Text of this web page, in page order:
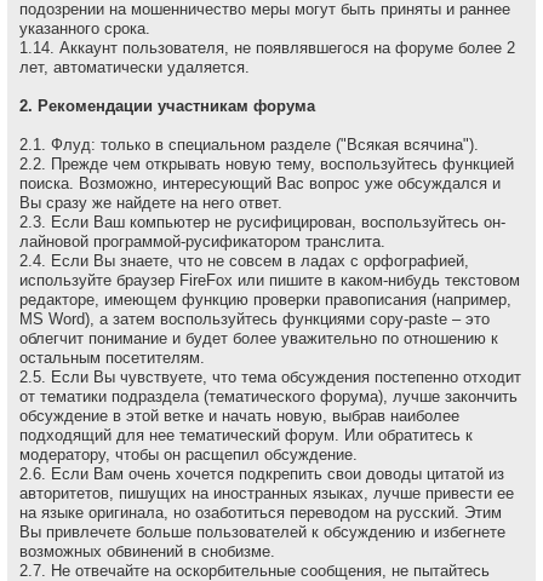
подозрении на мошенничество меры могут быть приняты и раннее
указанного срока.
1.14. Аккаунт пользователя, не появлявшегося на форуме более 2
лет, автоматически удаляется.
2. Рекомендации участникам форума
2.1. Флуд: только в специальном разделе ("Всякая всячина").
2.2. Прежде чем открывать новую тему, воспользуйтесь функцией
поиска. Возможно, интересующий Вас вопрос уже обсуждался и
Вы сразу же найдете на него ответ.
2.3. Если Ваш компьютер не русифицирован, воспользуйтесь он-
лайновой программой-русификатором транслита.
2.4. Если Вы знаете, что не совсем в ладах с орфографией,
используйте браузер FireFox или пишите в каком-нибудь текстовом
редакторе, имеющем функцию проверки правописания (например,
MS Word), а затем воспользуйтесь функциями copy-paste – это
облегчит понимание и будет более уважительно по отношению к
остальным посетителям.
2.5. Если Вы чувствуете, что тема обсуждения постепенно отходит
от тематики подраздела (тематического форума), лучше закончить
обсуждение в этой ветке и начать новую, выбрав наиболее
подходящий для нее тематический форум. Или обратитесь к
модератору, чтобы он расщепил обсуждение.
2.6. Если Вам очень хочется подкрепить свои доводы цитатой из
авторитетов, пишущих на иностранных языках, лучше привести ее
на языке оригинала, но озаботиться переводом на русский. Этим
Вы привлечете больше пользователей к обсуждению и избегнете
возможных обвинений в снобизме.
2.7. Не отвечайте на оскоpбительные сообщения, не пытайтесь